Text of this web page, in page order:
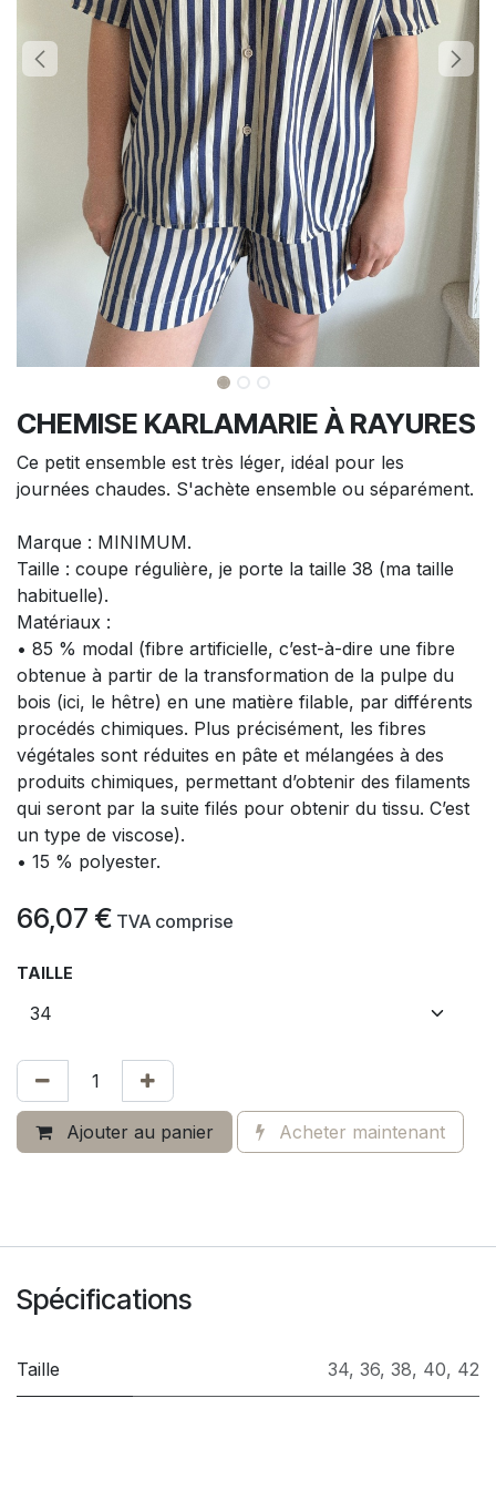
CHEMISE KARLAMARIE À RAYURES
Ce petit ensemble est très léger, idéal pour les
journées chaudes. S'achète ensemble ou séparément.
Marque : MINIMUM.
Taille : coupe régulière, je porte la taille 38 (ma taille
habituelle).
Matériaux :
• 85 % modal (fibre artificielle, c’est-à-dire une fibre
obtenue à partir de la transformation de la pulpe du
bois (ici, le hêtre) en une matière filable, par différents
procédés chimiques. Plus précisément, les fibres
végétales sont réduites en pâte et mélangées à des
produits chimiques, permettant d’obtenir des filaments
qui seront par la suite filés pour obtenir du tissu. C’est
un type de viscose).
• 15 % polyester.
66,07 € TVA comprise
TAILLE
Ajouter au panier Acheter maintenant
Spécifications
Taille 34, 36, 38, 40, 42